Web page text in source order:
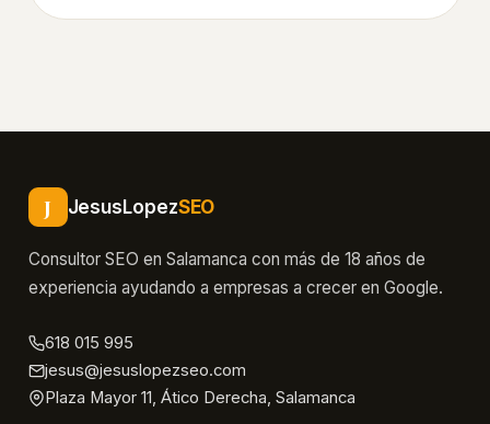
Mayor
Capacidad
de
automatización
y
en
tiempo
J JesusLopezSEO
Consultor SEO en Salamanca con más de 18 años de
experiencia ayudando a empresas a crecer en Google.
618 015 995
jesus@jesuslopezseo.com
Plaza Mayor 11, Ático Derecha, Salamanca